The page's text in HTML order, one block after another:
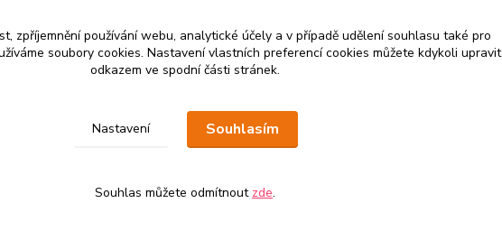
zpříjemnění používání webu, analytické účely a v případě udělení souhlasu také pro
soubory cookies. Nastavení vlastních preferencí cookies můžete kdykoli upravit
odkazem ve spodní části stránek.
Nastavení Souhlasím
Souhlas můžete odmítnout zde.